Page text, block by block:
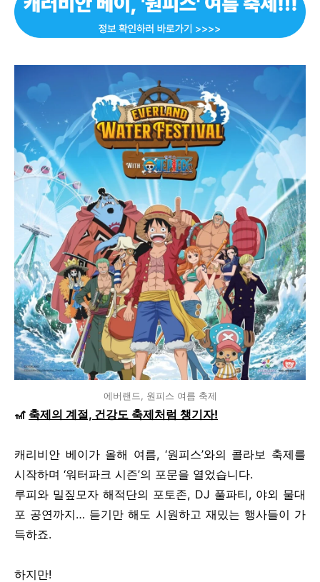
에버랜드, 원피스 여름 축제
🎢 축제의 계절, 건강도 축제처럼 챙기자!
캐리비안 베이가 올해 여름, ‘원피스’와의 콜라보 축제를
시작하며 ‘워터파크 시즌’의 포문을 열었습니다.
루피와 밀짚모자 해적단의 포토존, DJ 풀파티, 야외 물대
포 공연까지… 듣기만 해도 시원하고 재밌는 행사들이 가
득하죠.
하지만!